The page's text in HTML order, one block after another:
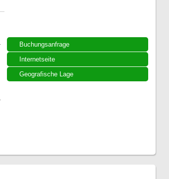
Buchungsanfrage
Internetseite
Geografische Lage